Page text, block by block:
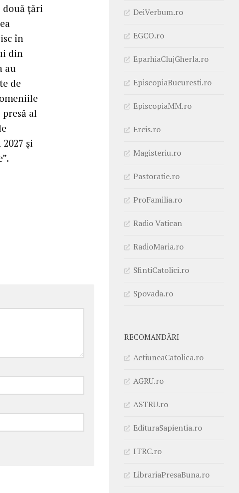
două țări
în
din
au
de
al
și
DeiVerbum.ro
EGCO.ro
EparhiaClujGherla.ro
EpiscopiaBucuresti.ro
EpiscopiaMM.ro
Ercis.ro
Magisteriu.ro
Pastoratie.ro
ProFamilia.ro
Radio Vatican
RadioMaria.ro
SfintiCatolici.ro
Spovada.ro
RECOMANDĂRI
ActiuneaCatolica.ro
AGRU.ro
ASTRU.ro
EdituraSapientia.ro
ITRC.ro
LibrariaPresaBuna.ro